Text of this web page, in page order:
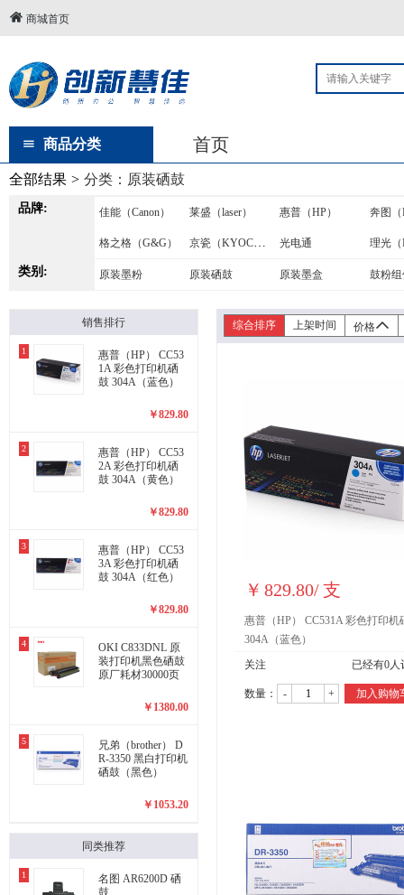
商城首页
商品分类 首页
全部结果 > 分类： 原装硒鼓
品牌: 佳能（Canon） 莱盛（laser） 惠普（HP）
格之格（G&G） 京瓷（KYOCERA） 光电通 理光（
名图
类别: 原装墨粉 原装硒鼓 原装墨盒 鼓粉
销售排行
1
惠普（HP） CC53
1A 彩色打印机硒
鼓 304A（蓝色）
￥829.80
2
惠普（HP） CC53
2A 彩色打印机硒
鼓 304A（黄色）
￥829.80
3
惠普（HP） CC53
3A 彩色打印机硒
鼓 304A（红色）
￥829.80
4
OKI C833DNL 原
装打印机黑色硒鼓
原厂耗材30000页
￥ 1380.00
5
兄弟（brother） D
R-3350 黑白打印机
硒鼓（黑色）
￥ 1053.20
同类推荐
1
名图 AR6200D 硒
鼓
综合排序 上架时间 价格
￥ 829.80/支
惠普（HP） CC531A 彩色打印机
304A（蓝色）
关注
已经有0人
数量： - + 加入购物